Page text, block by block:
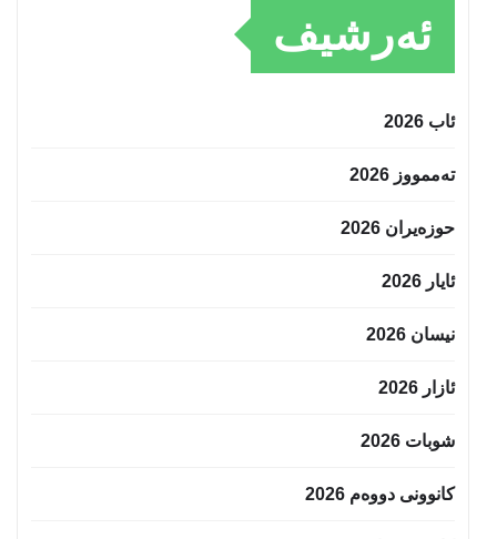
ئەرشیف
ئاب 2026
تەممووز 2026
حوزه‌یران 2026
ئایار 2026
نیسان 2026
ئازار 2026
شوبات 2026
کانوونی دووەم 2026